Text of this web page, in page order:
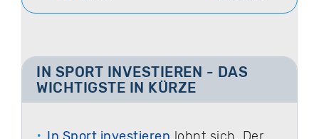
IN SPORT INVESTIEREN - DAS
WICHTIGSTE IN KÜRZE